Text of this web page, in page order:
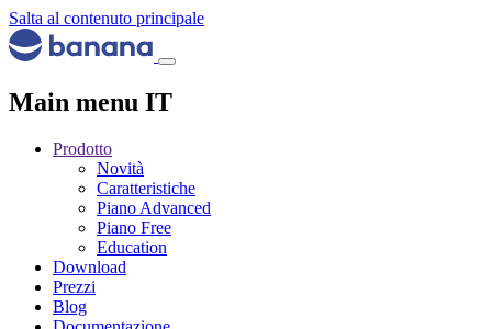
Salta al contenuto principale
Main menu IT
Prodotto
Novità
Caratteristiche
Piano Advanced
Piano Free
Education
Download
Prezzi
Blog